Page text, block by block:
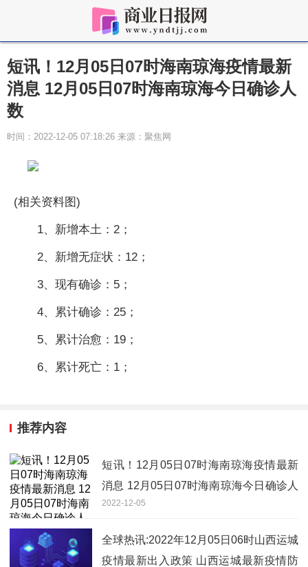
短讯！12月05日07时海南琼海疫情最新
消息 12月05日07时海南琼海今日确诊人
数
时间：2022-12-05 07:18:26 来源：聚焦网
(相关资料图)
1、新增本土：2；
2、新增无症状：12；
3、现有确诊：5；
4、累计确诊：25；
5、累计治愈：19；
6、累计死亡：1；
推荐内容
短讯！12月05日07时海南琼海疫情最新
消息 12月05日07时海南琼海今日确诊人
数
2022-12-05
全球热讯:2022年12月05日06时山西运城
疫情最新出入政策 山西运城最新疫情防